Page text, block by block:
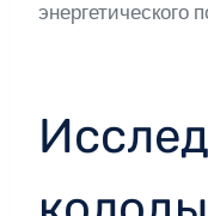
энергетического